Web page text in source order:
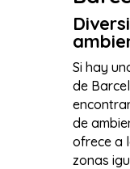
Si hay
de
de
ofrece a
zonas